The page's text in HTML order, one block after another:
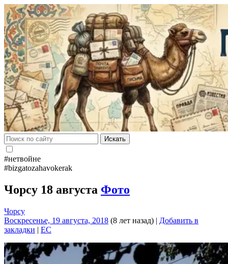
Искать
#нетвойне
#bizgatozahavokerak
Чорсу 18 августа Фото
Чорсу
Воскресенье, 19 августа, 2018 (8 лет назад) | Добавить в
закладки | EC